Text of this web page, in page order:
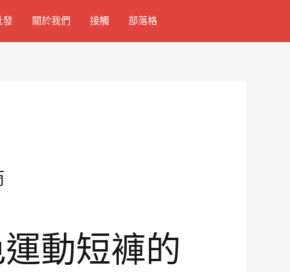
發 關於我們 接觸 部落格
動短褲的